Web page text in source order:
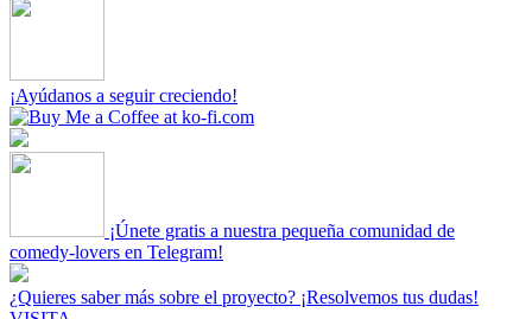
¡Ayúdanos a seguir creciendo!
¡Únete gratis a nuestra pequeña comunidad de
comedy-lovers en Telegram!
¿Quieres saber más sobre el proyecto? ¡Resolvemos tus dudas!